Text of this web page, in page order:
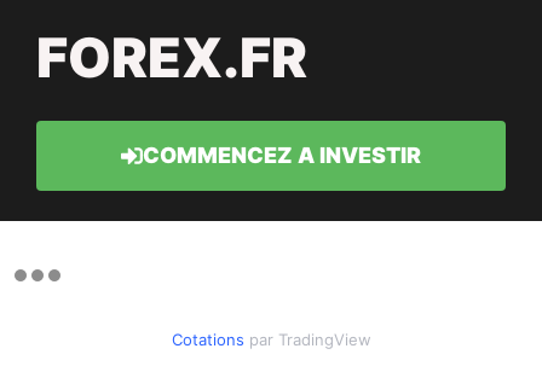
FOREX.FR
COMMENCEZ A INVESTIR
Cotations par TradingView